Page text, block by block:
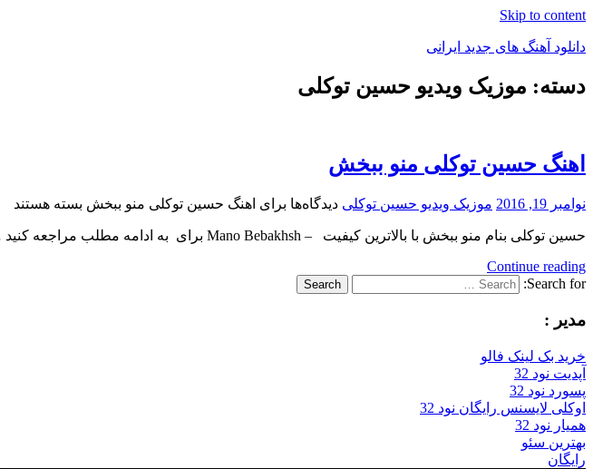
Skip to content
دانلود آهنگ های جدید ایرانی
دانلود
دسته: موزیک ویدیو حسین توکلی
اهنگ حسین توکلی منو ببخش
نوامبر 19, 2016 موزیک ویدیو حسین توکلی دیدگاه‌ها برای اهنگ حسین توکلی منو ببخش بسته هستند
حسین توکلی بنام منو ببخش با بالاترین کیفیت – Mano Bebakhsh برای به ادامه مطلب مراجعه کنید … بنام منو
Continue reading
Search for:
Search
مدیر :
خرید بک لینک فالو
آپدیت نود 32
پسورد نود 32
اوکلی لایسنس رایگان نود 32
همیار نود 32
بهترین سئو
رایگان